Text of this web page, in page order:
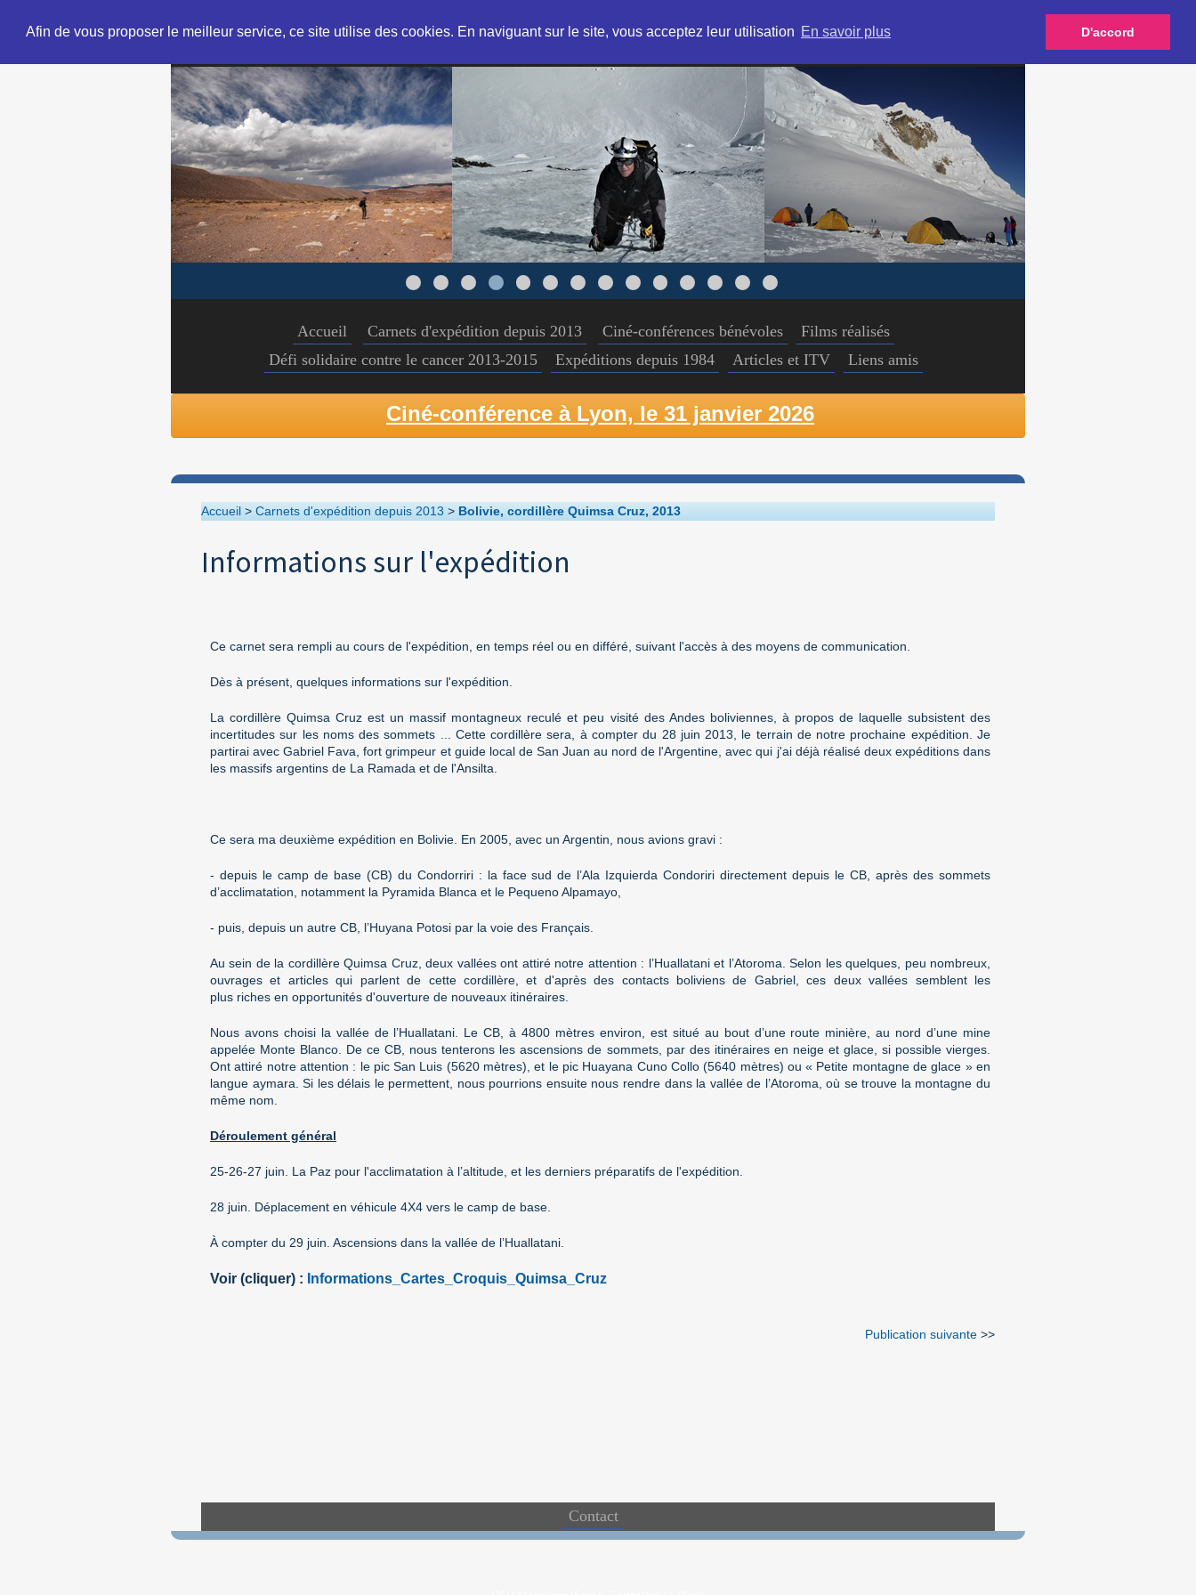
Afin de vous proposer le meilleur service, ce site utilise des cookies. En naviguant sur le site, vous acceptez leur utilisation En savoir plus D'accord
Accueil Carnets d'expédition depuis 2013 Ciné-conférences bénévoles
Films réalisés
Défi solidaire contre le cancer 2013-2015
Expéditions depuis 1984 Articles et ITV Liens amis
Ciné-conférence à Lyon, le 31 janvier 2026
Accueil > Carnets d'expédition depuis 2013 > Bolivie, cordillère Quimsa Cruz, 2013
Informations sur l'expédition
Ce carnet sera rempli au cours de l'expédition, en temps réel ou en différé, suivant l'accès à des moyens de communication.
Dès à présent, quelques informations sur l'expédition.
La cordillère Quimsa Cruz est un massif montagneux reculé et peu visité des Andes boliviennes, à propos de laquelle subsistent des
incertitudes sur les noms des sommets ... Cette cordillère sera, à compter du 28 juin 2013, le terrain de notre prochaine expédition. Je
partirai avec Gabriel Fava, fort grimpeur et guide local de San Juan au nord de l'Argentine, avec qui j'ai déjà réalisé deux expéditions dans
les massifs argentins de La Ramada et de l'Ansilta.
Ce sera ma deuxième expédition en Bolivie. En 2005, avec un Argentin, nous avions gravi :
- depuis le camp de base (CB) du Condorriri : la face sud de l’Ala Izquierda Condoriri directement depuis le CB, après des sommets
d’acclimatation, notamment la Pyramida Blanca et le Pequeno Alpamayo,
- puis, depuis un autre CB, l’Huyana Potosi par la voie des Français.
Au sein de la cordillère Quimsa Cruz, deux vallées ont attiré notre attention : l’Huallatani et l’Atoroma. Selon les quelques, peu nombreux,
ouvrages et articles qui parlent de cette cordillère, et d'après des contacts boliviens de Gabriel, ces deux vallées semblent les
plus riches en opportunités d'ouverture de nouveaux itinéraires.
Nous avons choisi la vallée de l’Huallatani. Le CB, à 4800 mètres environ, est situé au bout d’une route minière, au nord d’une mine
appelée Monte Blanco. De ce CB, nous tenterons les ascensions de sommets, par des itinéraires en neige et glace, si possible vierges.
Ont attiré notre attention : le pic San Luis (5620 mètres), et le pic Huayana Cuno Collo (5640 mètres) ou « Petite montagne de glace » en
langue aymara. Si les délais le permettent, nous pourrions ensuite nous rendre dans la vallée de l’Atoroma, où se trouve la montagne du
même nom.
Déroulement général
25-26-27 juin. La Paz pour l'acclimatation à l’altitude, et les derniers préparatifs de l'expédition.
28 juin. Déplacement en véhicule 4X4 vers le camp de base.
À compter du 29 juin. Ascensions dans la vallée de l’Huallatani.
Voir (cliquer) : Informations_Cartes_Croquis_Quimsa_Cruz
Publication suivante >>
Contact